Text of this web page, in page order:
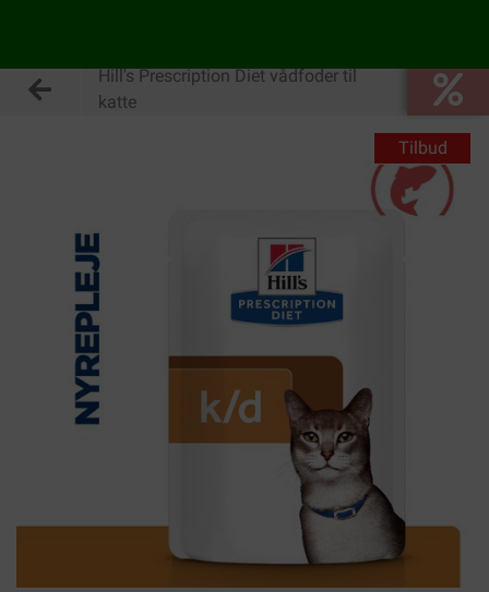
Hill's Prescription Diet vådfoder til
katte
Tilbud